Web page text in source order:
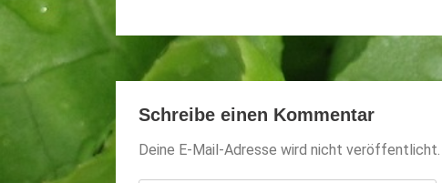
Schreibe einen Kommentar
Deine E-Mail-Adresse wird nicht